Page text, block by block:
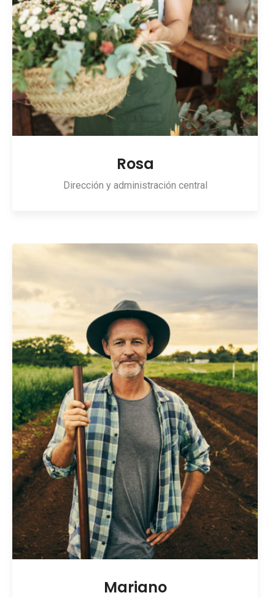
Rosa
Dirección y administración central
Mariano